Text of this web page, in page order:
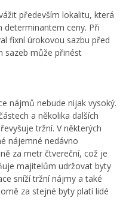
především lokalitu, která
determinantem ceny. Při
fixní úrokovou sazbu před
sazeb může přinést
nájmů nebude nijak vysoký.
a několika dalších
tržní. V některých
nájemné nedávno
za metr čtvereční, což je
majitelům udržovat byty
sníží tržní nájmy a také
za stejné byty platí lidé